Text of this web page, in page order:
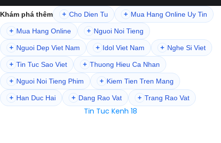
Khám phá thêm + Cho Dien Tu + Mua Hang Online Uy Tin
+ Mua Hang Online + Nguoi Noi Tieng
+ Nguoi Dep Viet Nam + Idol Viet Nam + Nghe Si Viet
+ Tin Tuc Sao Viet + Thuong Hieu Ca Nhan
+ Nguoi Noi Tieng Phim + Kiem Tien Tren Mang
+ Han Duc Hai + Dang Rao Vat + Trang Rao Vat
Tin Tuc Kenh 18